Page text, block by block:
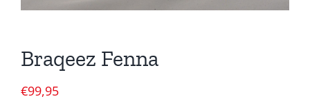
Braqeez Fenna
€99,95